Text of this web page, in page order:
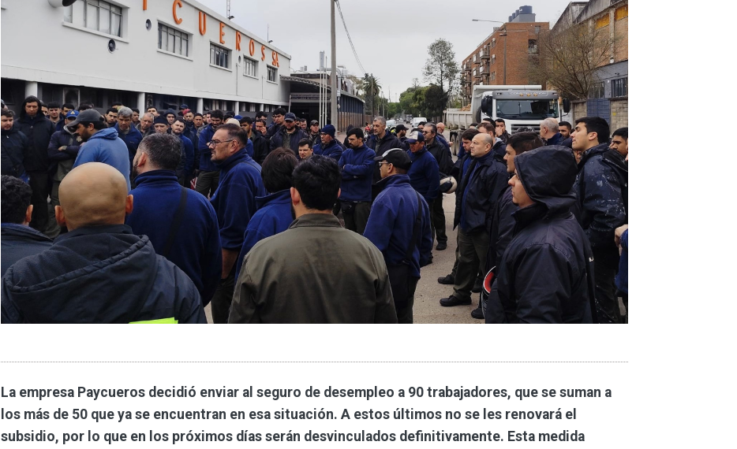
La empresa Paycueros decidió enviar al seguro de desempleo a 90 trabajadores, que se suman a
los más de 50 que ya se encuentran en esa situación. A estos últimos no se les renovará el
subsidio, por lo que en los próximos días serán desvinculados definitivamente. Esta medida